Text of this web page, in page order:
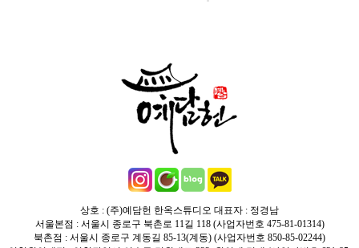
상호 : (주)예담헌 한옥스튜디오 대표자 : 정경남
서울본점 : 서울시 종로구 북촌로 11길 118 (사업자번호 475-81-01314)
북촌점 : 서울시 종로구 계동길 85-13(계동) (사업자번호 850-85-02244)